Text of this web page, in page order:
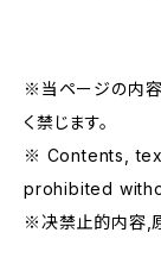
※当ページの内容
く禁じます。
※ Contents,
prohibited
※决禁止的内容,